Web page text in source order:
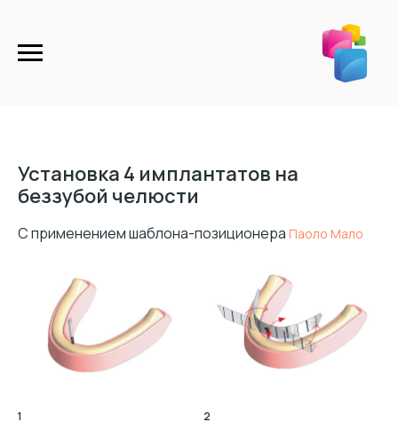
Установка 4 имплантатов на
беззубой челюсти
С применением шаблона-позиционера Паоло Мало
1 2